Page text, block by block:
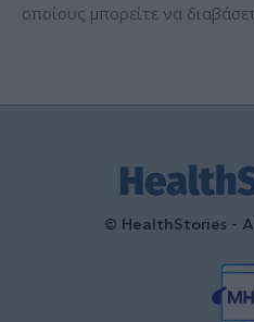
οποίους μπορείτε να
© HealthStories -